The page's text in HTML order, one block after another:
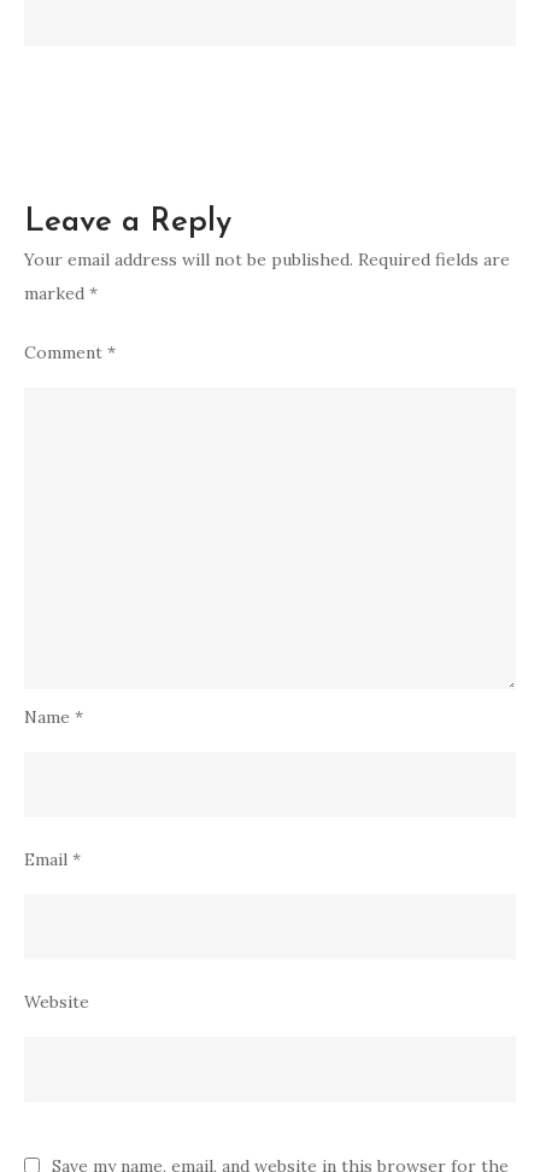
Leave a Reply
Your email address will not be published. Required fields are
marked *
Comment *
Name *
Email *
Website
Save my name, email, and website in this browser for the